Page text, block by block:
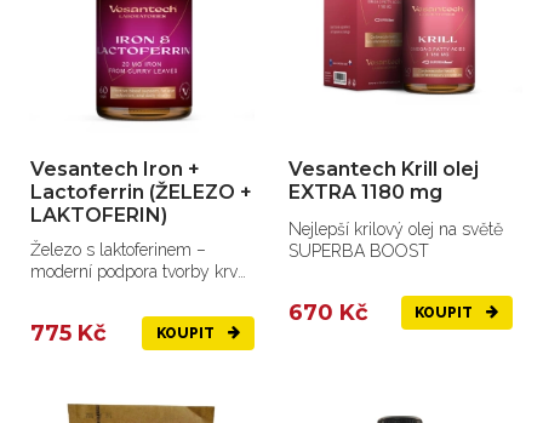
Vesantech Iron +
Lactoferrin (ŽELEZO +
LAKTOFERIN)
Železo s laktoferinem –
moderní podpora tvorby krve,
775 Kč KOUPIT
Vesantech Krill olej
EXTRA 1180 mg
Nejlepší krilový olej na světě
SUPERBA BOOST
670 Kč KOUPIT